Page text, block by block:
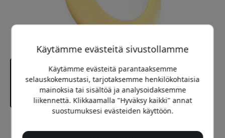
Käytämme evästeitä sivustollamme
Käytämme evästeitä parantaaksemme
selauskokemustasi, tarjotaksemme henkilökohtaisia
mainoksia tai sisältöä ja analysoidaksemme
liikennettä. Klikkaamalla "Hyväksy kaikki" annat
suostumuksesi evästeiden käyttöön.